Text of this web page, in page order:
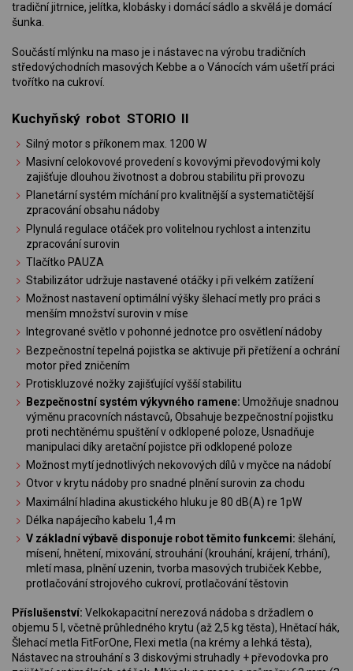
tradiční jitrnice, jelítka, klobásky i domácí sádlo a skvělá je domácí
šunka.
Součástí mlýnku na maso je i nástavec na výrobu tradičních
středovýchodních masových Kebbe a o Vánocích vám ušetří práci
tvořítko na cukroví.
Kuchyňský robot STORIO II
Silný motor s příkonem max. 1200 W
Masivní celokovové provedení s kovovými převodovými koly
zajišťuje dlouhou životnost a dobrou stabilitu při provozu
Planetární systém míchání pro kvalitnější a systematičtější
zpracování obsahu nádoby
Plynulá regulace otáček pro volitelnou rychlost a intenzitu
zpracování surovin
Tlačítko PAUZA
Stabilizátor udržuje nastavené otáčky i při velkém zatížení
Možnost nastavení optimální výšky šlehací metly pro práci s
menším množství surovin v míse
Integrované světlo v pohonné jednotce pro osvětlení nádoby
Bezpečnostní tepelná pojistka se aktivuje při přetížení a ochrání
motor před zničením
Protiskluzové nožky zajišťující vyšší stabilitu
Bezpečnostní systém výkyvného ramene: Umožňuje snadnou
výměnu pracovních nástavců, Obsahuje bezpečnostní pojistku
proti nechtěnému spuštění v odklopené poloze, Usnadňuje
manipulaci díky aretační pojistce při odklopené poloze
Možnost mytí jednotlivých nekovových dílů v myčce na nádobí
Otvor v krytu nádoby pro snadné plnění surovin za chodu
Maximální hladina akustického hluku je 80 dB(A) re 1pW
Délka napájecího kabelu 1,4 m
V základní výbavě disponuje robot těmito funkcemi: šlehání,
mísení, hnětení, mixování, strouhání (krouhání, krájení, trhání),
mletí masa, plnění uzenin, tvorba masových trubiček Kebbe,
protlačování strojového cukroví, protlačování těstovin
Příslušenství: Velkokapacitní nerezová nádoba s držadlem o
objemu 5 l, včetně průhledného krytu (až 2,5 kg těsta), Hnětací hák,
Šlehací metla FitForOne, Flexi metla (na krémy a lehká těsta),
Nástavec na strouhání s 3 diskovými struhadly + převodovka pro